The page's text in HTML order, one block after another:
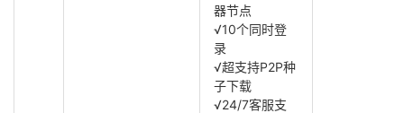
器节点
√10个同时登
录
√超支持P2P种
子下载
√24/7客服支